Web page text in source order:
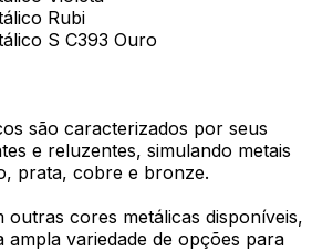
Rubi
S C393 Ouro
são caracterizados por seus
e reluzentes, simulando metais
prata, cobre e bronze.
outras cores metálicas disponíveis,
variedade de opções para